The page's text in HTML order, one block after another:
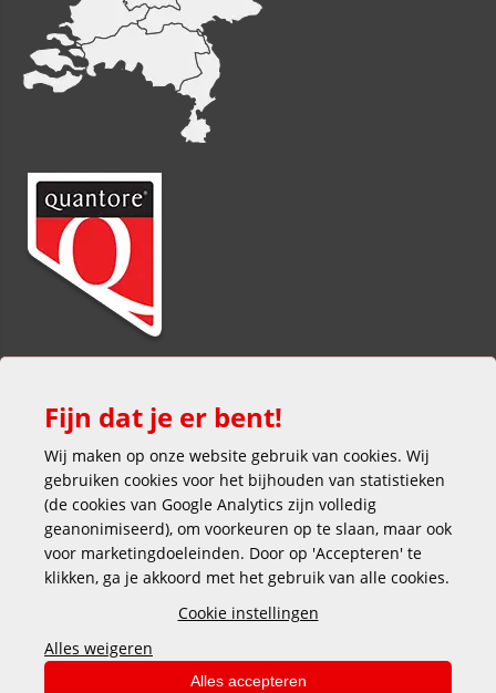
Veilig en gemakkelijk betalen
Fijn dat je er bent!
Wij maken op onze website gebruik van cookies. Wij
gebruiken cookies voor het bijhouden van statistieken
(de cookies van Google Analytics zijn volledig
geanonimiseerd), om voorkeuren op te slaan, maar ook
voor marketingdoeleinden. Door op 'Accepteren' te
klikken, ga je akkoord met het gebruik van alle cookies.
Cookie instellingen
Alles weigeren
Alles accepteren